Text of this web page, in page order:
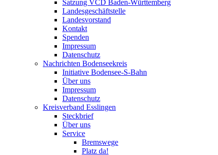
Satzung VCD Baden-Württemberg
Landesgeschäftstelle
Landesvorstand
Kontakt
Spenden
Impressum
Datenschutz
Nachrichten Bodenseekreis
Initiative Bodensee-S-Bahn
Über uns
Impressum
Datenschutz
Kreisverband Esslingen
Steckbrief
Über uns
Service
Bremswege
Platz da!